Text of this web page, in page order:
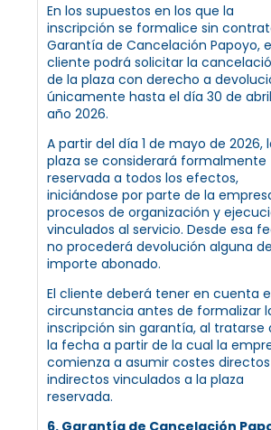
En los supuestos en los que la
inscripción se formalice sin
Garantía de Cancelación Papoyo,
cliente podrá solicitar la
de la plaza con derecho a
únicamente hasta el día 30 de
año 2026.
A partir del día 1 de mayo de 2026,
plaza se considerará formalmente
reservada a todos los efectos,
iniciándose por parte de la
procesos de organización y
vinculados al servicio. Desde esa
no procederá devolución alguna
importe abonado.
El cliente deberá tener en cuenta
circunstancia antes de formalizar
inscripción sin garantía, al tratarse
la fecha a partir de la cual la
comienza a asumir costes
indirectos vinculados a la plaza
reservada.
6. Garantía de Cancelación